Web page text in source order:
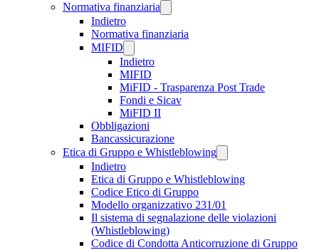
Normativa finanziaria
Indietro
Normativa finanziaria
MIFID
Indietro
MIFID
MiFID - Trasparenza Post Trade
Fondi e Sicav
MiFID II
Obbligazioni
Bancassicurazione
Etica di Gruppo e Whistleblowing
Indietro
Etica di Gruppo e Whistleblowing
Codice Etico di Gruppo
Modello organizzativo 231/01
Il sistema di segnalazione delle violazioni
(Whistleblowing)
Codice di Condotta Anticorruzione di Gruppo